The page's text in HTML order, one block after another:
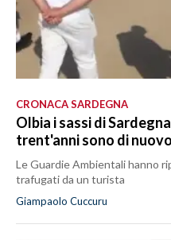
CRONACA SARDEGNA
Olbia i sassi di
trent'anni sono di
Le Guardie Ambientali hanno
trafugati da un turista
Giampaolo Cuccuru